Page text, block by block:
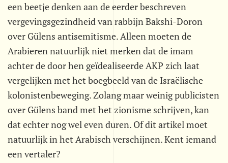
een beetje denken aan de eerder beschreven
vergevingsgezindheid van rabbijn Bakshi-Doron
over Gülens antisemitisme. Alleen moeten de
Arabieren natuurlijk niet merken dat de imam
achter de door hen geïdealiseerde AKP zich laat
vergelijken met het boegbeeld van de Israëlische
kolonistenbeweging. Zolang maar weinig publicisten
over Gülens band met het zionisme schrijven, kan
dat echter nog wel even duren. Of dit artikel moet
natuurlijk in het Arabisch verschijnen. Kent iemand
een vertaler?